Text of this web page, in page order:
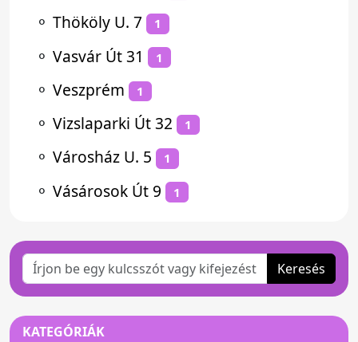
⚬ Thököly U. 7 1
⚬ Vasvár Út 31 1
⚬ Veszprém 1
⚬ Vizslaparki Út 32 1
⚬ Városház U. 5 1
⚬ Vásárosok Út 9 1
Keresés
KATEGÓRIÁK